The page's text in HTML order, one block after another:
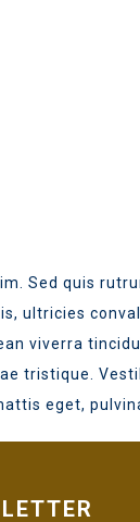
Sed quis
ultricies
viverra
tristique.
eget,